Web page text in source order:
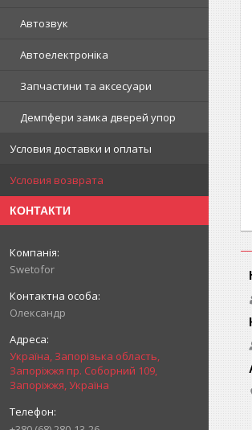
Автозвук
Автоелектроніка
Запчастини та аксесуари
Демпфери замка дверей упор
Условия доставки и оплаты
Условия возврата
КОНТАКТИ
Swetofor
Олександр
Україна, Запорізька область,
Запоріжжя пр. Соборний 109,
Запоріжжя, Україна